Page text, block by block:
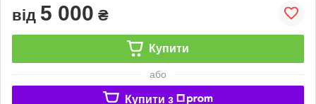
від 5 000 ₴
Купити
або
Купити з